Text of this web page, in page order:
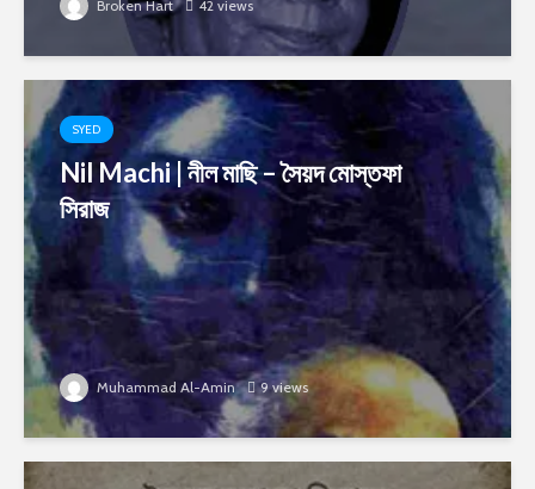
Broken Hart 42 views
SYED
Nil Machi | নীল মাছি – সৈয়দ মোস্তফা
সিরাজ
Muhammad Al-Amin 9 views